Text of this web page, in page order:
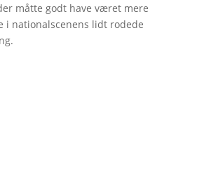
måtte godt have været mere
i nationalscenens lidt rodede